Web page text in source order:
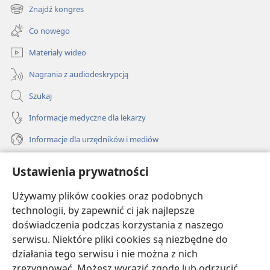
Ustawienia prywatności
Używamy plików cookies oraz podobnych
technologii, by zapewnić ci jak najlepsze
doświadczenia podczas korzystania z naszego
serwisu. Niektóre pliki cookies są niezbędne do
działania tego serwisu i nie można z nich
new
window)
Znajdź kongres
(opens
new
window)
Co nowego
Materiały wideo
Nagrania z audiodeskrypcją
Szukaj
Informacje medyczne dla lekarzy
Informacje dla urzędników i mediów
Darowizny
(opens
new
window)BIBLIOTEKA INTERNETOWA Strażnicy
(opens
new
window)JW Hub
(opens